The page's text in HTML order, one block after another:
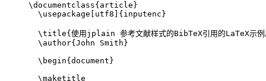
\documentclass{ article }
\usepackage
utf8 ]{ inputenc }
\title{使用jplain 参考文献样式的BibTeX引用的LaTeX示
\author{John Smith}
\begin{ document }
\maketitle